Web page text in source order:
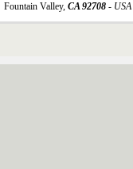
Fountain Valley, CA 92708 - USA